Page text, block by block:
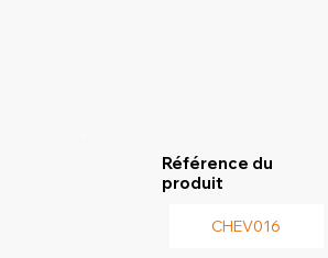
Référence du
produit
CHEV016